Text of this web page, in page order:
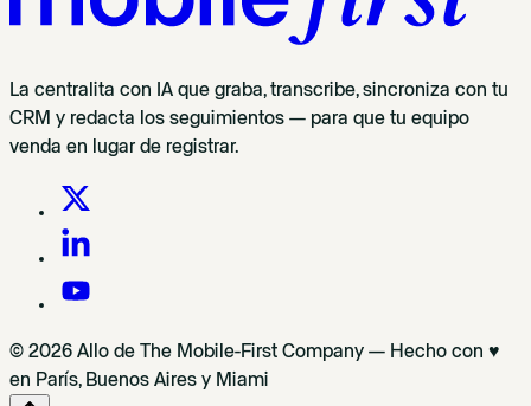
La centralita con IA que graba, transcribe, sincroniza con tu
CRM y redacta los seguimientos — para que tu equipo
venda en lugar de registrar.
© 2026 Allo de The Mobile-First Company — Hecho con ♥
en París, Buenos Aires y Miami